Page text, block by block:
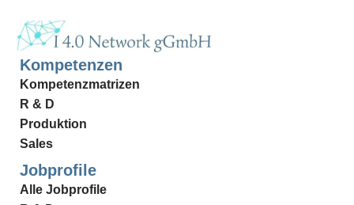
Kompetenzen
Kompetenzmatrizen
R & D
Produktion
Sales
Jobprofile
Alle Jobprofile